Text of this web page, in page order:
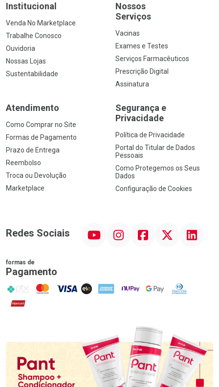
Institucional
Venda No Marketplace
Trabalhe Conosco
Ouvidoria
Nossas Lojas
Sustentabilidade
Nossos
Serviços
Vacinas
Exames e Testes
Serviços Farmacêuticos
Prescrição Digital
Assinatura
Atendimento
Como Comprar no Site
Formas de Pagamento
Prazo de Entrega
Reembolso
Troca ou Devolução
Marketplace
Segurança e
Privacidade
Política de Privacidade
Portal do Titular de Dados
Pessoais
Como Protegemos os Seus
Dados
Configuração de Cookies
Redes Sociais InstagramFacebook Linkedin
formas de
Pagamento
PIX MasterCard
VISA ELO AMEX NuPay Google PayDiners Club
Hipercard
Promoção em Destaque